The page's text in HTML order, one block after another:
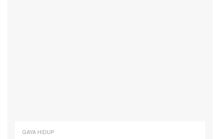
GAYA HIDUP